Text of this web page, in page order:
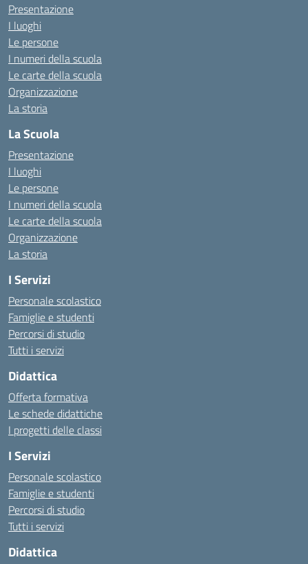
Presentazione
I luoghi
Le persone
I numeri della scuola
Le carte della scuola
Organizzazione
La storia
La Scuola
Presentazione
I luoghi
Le persone
I numeri della scuola
Le carte della scuola
Organizzazione
La storia
I Servizi
Personale scolastico
Famiglie e studenti
Percorsi di studio
Tutti i servizi
Didattica
Offerta formativa
Le schede didattiche
I progetti delle classi
I Servizi
Personale scolastico
Famiglie e studenti
Percorsi di studio
Tutti i servizi
Didattica